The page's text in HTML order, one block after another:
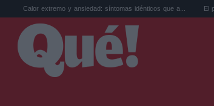
extremo y ansiedad: síntomas idénticos que a... El precio de la